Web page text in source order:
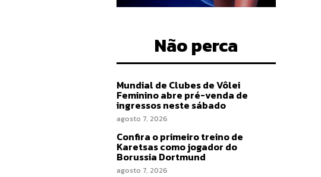
Não perca
Mundial de Clubes de Vôlei
Feminino abre pré-venda de
ingressos neste sábado
agosto 7, 2026
Confira o primeiro treino de
Karetsas como jogador do
Borussia Dortmund
agosto 7, 2026